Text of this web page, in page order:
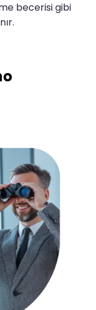
becerisi gibi